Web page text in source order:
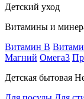
Детский уход
Витамины и
Витамин В
Магний Омега3
Детская бытовая